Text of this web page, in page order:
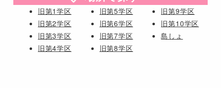
旧第1学区
旧第2学区
旧第3学区
旧第4学区
旧第5学区
旧第6学区
旧第7学区
旧第8学区
旧第9学区
旧第10学区
島しょ